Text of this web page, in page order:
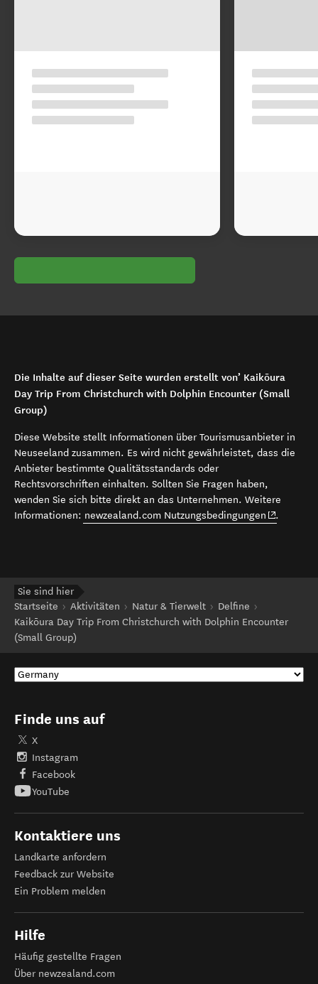
Die Inhalte auf dieser Seite wurden erstellt von’ Kaikōura
Day Trip From Christchurch with Dolphin Encounter (Small
Group)
Diese Website stellt Informationen über Tourismusanbieter in
Neuseeland zusammen. Es wird nicht gewährleistet, dass die
Anbieter bestimmte Qualitätsstandards oder
Rechtsvorschriften einhalten. Sollten Sie Fragen haben,
wenden Sie sich bitte direkt an das Unternehmen. Weitere
Informationen: newzealand.com Nutzungsbedingungen (opens in
.
Sie sind hier
Startseite
Aktivitäten Natur & Tierwelt
Delfine
Kaikōura Day Trip From Christchurch with Dolphin Encounter
(Small Group)
Finde uns auf
X
Instagram
Facebook
YouTube
Kontaktiere uns
Landkarte anfordern
Feedback zur Website
Ein Problem melden
Hilfe
Häufig gestellte Fragen
Über newzealand.com